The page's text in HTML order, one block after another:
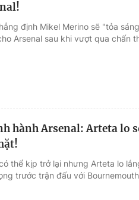
định Mikel Merino sẽ "tỏa
Arsenal sau khi vượt qua chấn
hành Arsenal: Arteta lo
thể kịp trở lại nhưng Arteta lo
trước trận đấu với